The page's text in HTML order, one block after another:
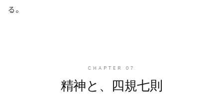
る。
CHAPTER 07
精神と、四規七則